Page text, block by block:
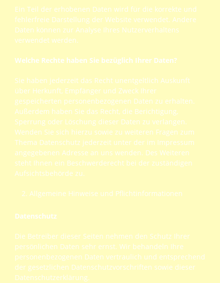
Ein Teil der erhobenen Daten wird für die korrekte und
fehlerfreie Darstellung der Website verwendet. Andere
Daten können zur Analyse Ihres Nutzerverhaltens
verwendet werden.
Welche Rechte haben Sie bezüglich Ihrer Daten?
Sie haben jederzeit das Recht unentgeltlich Auskunft
über Herkunft, Empfänger und Zweck Ihrer
gespeicherten personenbezogenen Daten zu erhalten.
Außerdem haben Sie das Recht, die Berichtigung,
Sperrung oder Löschung dieser Daten zu verlangen.
Wenden Sie sich hierzu sowie zu weiteren Fragen zum
Thema Datenschutz jederzeit unter der im Impressum
angegebenen Adresse an uns wenden. Des Weiteren
steht Ihnen ein Beschwerderecht bei der zuständigen
Aufsichtsbehörde zu.
Allgemeine Hinweise und Pflichtinformationen
Datenschutz
Die Betreiber dieser Seiten nehmen den Schutz Ihrer
persönlichen Daten sehr ernst. Wir behandeln Ihre
personenbezogenen Daten vertraulich und entsprechend
der gesetzlichen Datenschutzvorschriften sowie dieser
Datenschutzerklärung.